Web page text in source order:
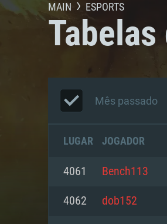
MAIN ESPORTS
Mês passado
LUGAR JOGADOR
4061 Bench113
4062 dob152